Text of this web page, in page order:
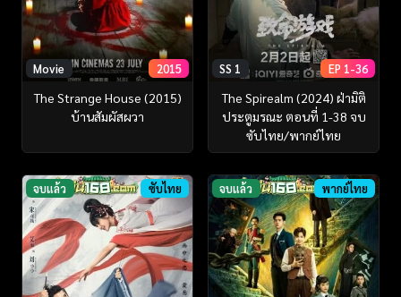
Movie 2015
The Strange House (2015)
บ้านสัมผัสผวา
SS 1 EP 1-36
The Spirealm (2024) ฝ่ามิติ
ประตูมรณะ ตอนที่ 1-38 จบ
ซับไทย/พากย์ไทย
จบแล้ว ซับไทย จบแล้ว พากย์ไทย